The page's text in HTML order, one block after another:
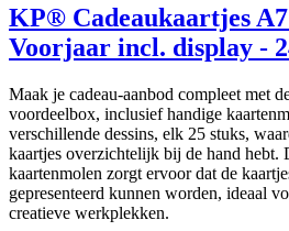
geschenk, zodat het altijd speciaal
Cadeaukaartjes en de afmeting
De cadeaubonnen hebben een klein
waardoor ze ideaal zijn om bij cadeaus
of een ander cadeau te voegen. Deze
worden verpakt. Ze zijn perfect voor
bezorgingen. een persoonlijk tintje aan
Naast cadeakaartjes hebben we ook
KP® Cadeaukaartjes
Voorjaar incl. display -
Maak je cadeau-aanbod compleet met
voordeelbox, inclusief handige
verschillende dessins, elk 25 stuks,
kaartjes overzichtelijk bij de hand hebt.
kaartenmolen zorgt ervoor dat de
gepresenteerd kunnen worden, ideaal
creatieve werkplekken.